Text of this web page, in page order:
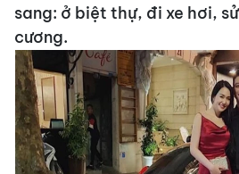
sang: ở biệt thự, đi xe hơi,
cương.